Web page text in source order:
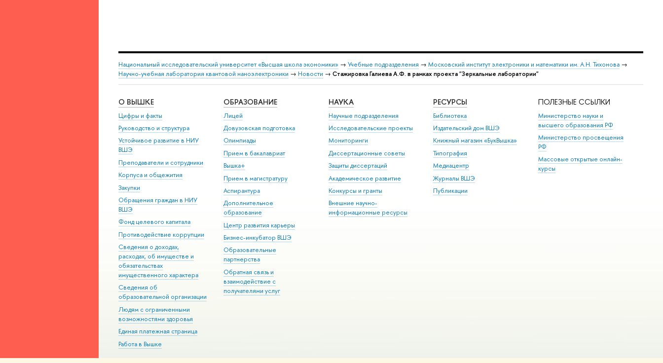
Национальный исследовательский университет «Высшая школа экономики» → Учебные подразделения → Московский институт электроники и математики им. А.Н. Тихонова →
Научно-учебная лаборатория квантовой наноэлектроники → Новости → Стажировка Галиева А.Ф. в рамках проекта "Зеркальные лаборатории"
О ВЫШКЕ
Цифры и факты
Руководство и структура
Устойчивое развитие в НИУ
ВШЭ
Преподаватели и сотрудники
Корпуса и общежития
Закупки
Обращения граждан в НИУ
ВШЭ
Фонд целевого капитала
Противодействие коррупции
Сведения о доходах,
расходах, об имуществе и
обязательствах
имущественного характера
Сведения об
образовательной организации
Людям с ограниченными
возможностями здоровья
Единая платежная страница
Работа в Вышке
ОБРАЗОВАНИЕ
Лицей
Довузовская подготовка
Олимпиады
Прием в бакалавриат
Вышка+
Прием в магистратуру
Аспирантура
Дополнительное
образование
Центр развития карьеры
Бизнес-инкубатор ВШЭ
Образовательные
партнерства
Обратная связь и
взаимодействие с
получателями услуг
НАУКА
Научные подразделения
Исследовательские проекты
Мониторинги
Диссертационные советы
Защиты диссертаций
Академическое развитие
Конкурсы и гранты
Внешние научно-
информационные ресурсы
РЕСУРСЫ
Библиотека
Издательский дом ВШЭ
Книжный магазин «БукВышка»
Типография
Медиацентр
Журналы ВШЭ
Публикации
ПОЛЕЗНЫЕ ССЫЛКИ
Министерство науки и
высшего образования РФ
Министерство просвещения
РФ
Массовые открытые онлайн-
курсы